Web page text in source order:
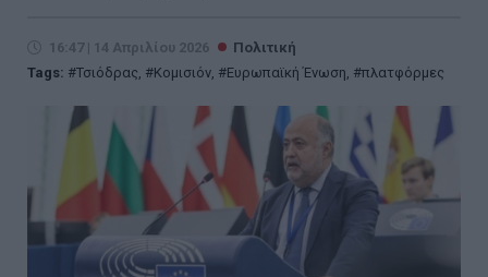
16:47 | 14 Απριλίου 2026
Πολιτική
Tags:
Τσιόδρας, Κομισιόν, Ευρωπαϊκή Ένωση, πλατφόρμες